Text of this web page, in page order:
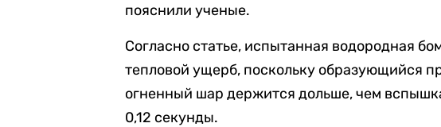
пояснили ученые.
Согласно статье, испытанная водородная
тепловой ущерб, поскольку образующийся
огненный шар держится дольше, чем
0,12 секунды.